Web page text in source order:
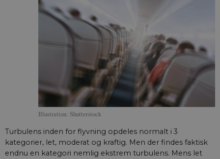
Illustration: Shutterstock
Turbulens inden for flyvning opdeles normalt i 3
kategorier, let, moderat og kraftig. Men der findes faktisk
endnu en kategori nemlig ekstrem turbulens. Mens let